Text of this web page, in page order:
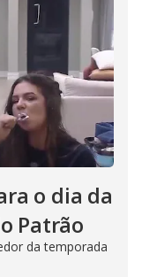
o dia da
Patrão
da temporada